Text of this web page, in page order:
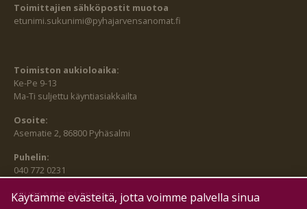
Toimittajien sähköpostit muotoa
etunimi.sukunimi@pyhajarvensanomat.fi
Toimiston aukioloaika:
Ke-Pe 9-13
Ma-Ti suljettu käyntiasiakkailta
Osoite:
Asematie 2, 86800 Pyhäsalmi
Puhelin:
040 772 0231
SEURAA MEITÄ MYÖS:
Käytämme evästeitä, jotta voimme palvella sinua